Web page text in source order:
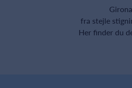
fra stejle
Her finder du